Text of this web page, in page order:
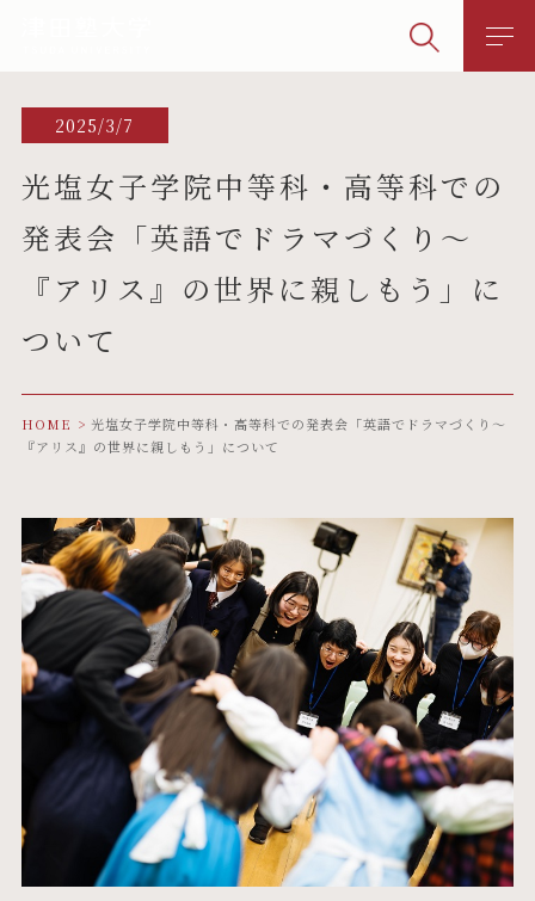
2025/3/7
光塩女子学院中等科・高等科での
発表会「英語でドラマづくり～
『アリス』の世界に親しもう」に
ついて
HOME
光塩女子学院中等科・高等科での発表会「英語でドラマづくり～
『アリス』の世界に親しもう」について